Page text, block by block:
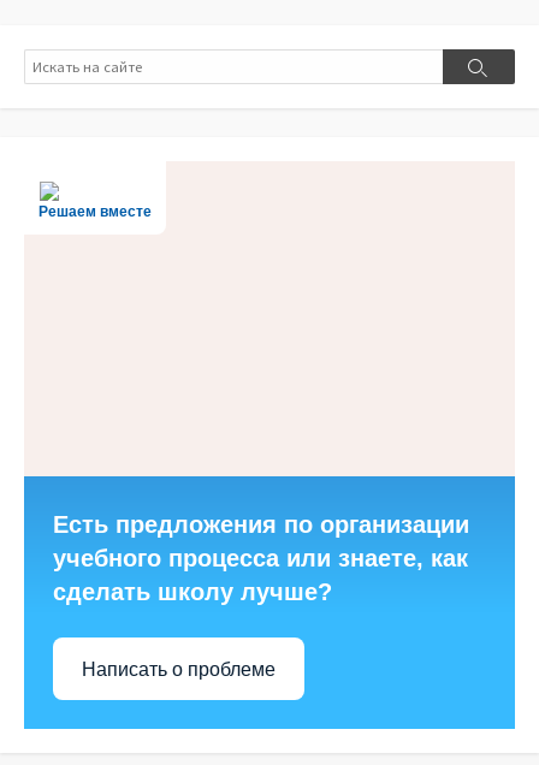
Поиск
Поиск
Решаем вместе
Есть предложения по организации
учебного процесса или знаете, как
сделать школу лучше?
Написать о проблеме